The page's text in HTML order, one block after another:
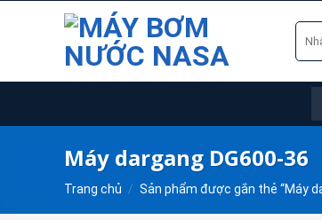
Tìm
kiếm:
Máy dargang DG600-36
Trang chủ / Sản phẩm được gắn thẻ “Máy